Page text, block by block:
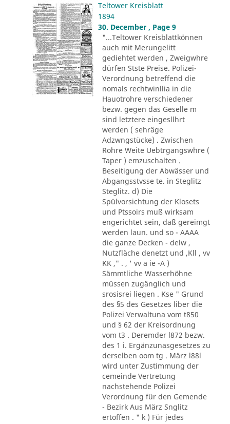
Teltower Kreisblatt
1894
30. December , Page 9
"...Teltower Kreisblattkönnen
auch mit Merungelitt
gediehtet werden , Zweigwhre
dürfen Stste Preise. Polizei-
Verordnung betreffend die
nomals rechtwinllia in die
Hauotrohre verschiedener
bezw. gegen das Geselle m
sind letztere eingesllhrt
werden ( sehräge
Adzwngstücke) . Zwischen
Rohre Weite Uebtrgangswhre (
Taper ) emzuschalten .
Beseitigung der Abwässer und
Abgangsstvsse te. in Steglitz
Steglitz. d) Die
Spülvorsichtung der Klosets
und Ptssoirs muß wirksam
engerichtet sein, daß gereimgt
werden laun. und so - AAAA
die ganze Decken - delw ,
Nutzfläche denetzt und ,Kll , vv
KK ," . , ' vv a ie -A )
Sämmtliche Wasserhöhne
müssen zugänglich und
srosisrei liegen . Kse " Grund
des §5 des Gesetzes liber die
Polizei Verwaltuna vom t850
und § 62 der Kreisordnung
vom t3 . Deremder l872 bezw.
des 1 i. Ergänzunasgesetzes zu
derselben oom tg . März l88l
wird unter Zustimmung der
cemeinde Vertretung
nachstehende Polizei
Verordnung für den Gemende
- Bezirk Aus März Snglitz
ertoffen . " k ) Für jedes